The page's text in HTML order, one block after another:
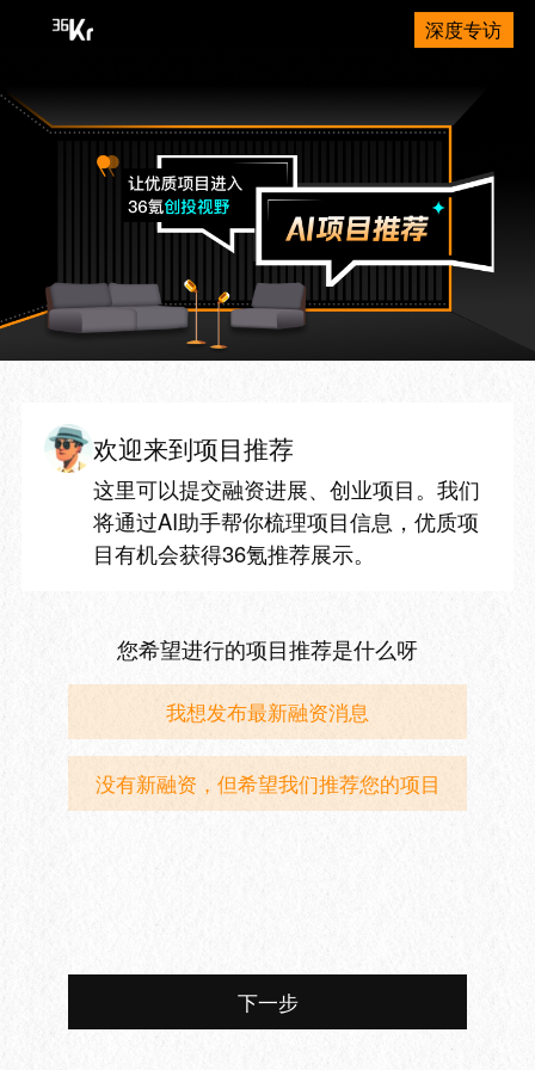
深度专访
欢迎来到项目推荐
这里可以提交融资进展、创业项目。我们
将通过AI助手帮你梳理项目信息，优质项
目有机会获得36氪推荐展示。
您希望进行的项目推荐是什么呀
我想发布最新融资消息
没有新融资，但希望我们推荐您的项目
下一步